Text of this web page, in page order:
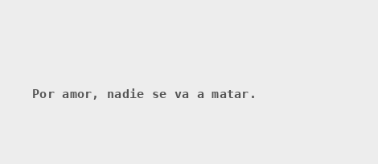
Por amor, nadie se va a matar.